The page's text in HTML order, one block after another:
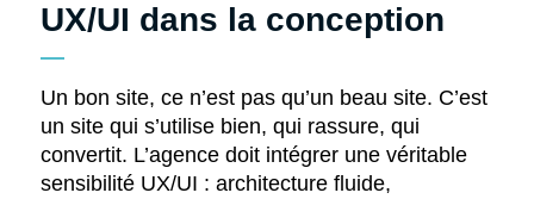
UX/UI dans la conception
Un bon site, ce n’est pas qu’un beau site. C’est
un site qui s’utilise bien, qui rassure, qui
convertit. L’agence doit intégrer une véritable
sensibilité UX/UI : architecture fluide,